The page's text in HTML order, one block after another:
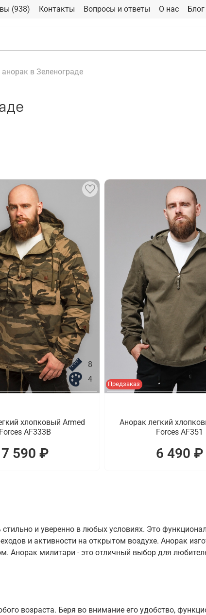
(938) Контакты Вопросы и ответы О нас Блог
в Зеленограде
8
4
хлопковый Armed
Forces AF333B
7 590 ₽
Предзаказ
Анорак легкий
Forces AF351
6 490 ₽
и уверенно в любых условиях. Это
и активности на открытом воздухе. Анорак
милитари - это отличный выбор для
возраста. Беря во внимание его удобство,